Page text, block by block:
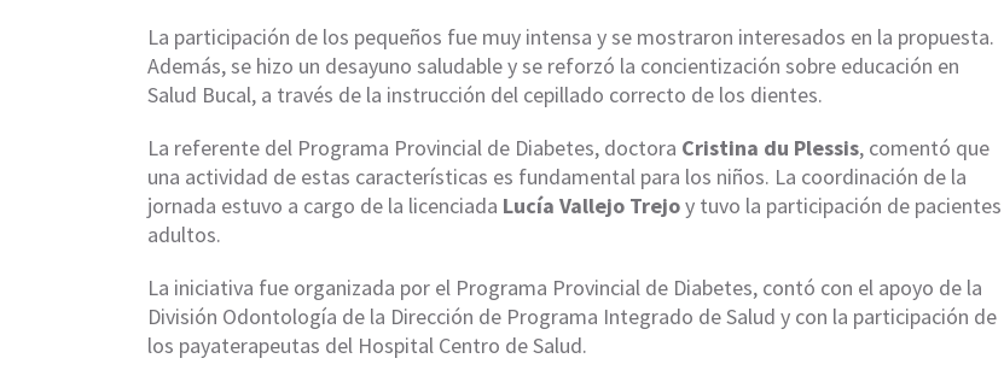
La participación de los pequeños fue muy intensa y se mostraron interesados en la propuesta.
Además, se hizo un desayuno saludable y se reforzó la concientización sobre educación en
Salud Bucal, a través de la instrucción del cepillado correcto de los dientes.
La referente del Programa Provincial de Diabetes, doctora Cristina du Plessis, comentó que
una actividad de estas características es fundamental para los niños. La coordinación de la
jornada estuvo a cargo de la licenciada Lucía Vallejo Trejoy tuvo la participación de pacientes
adultos.
La iniciativa fue organizada por el Programa Provincial de Diabetes, contó con el apoyo de la
División Odontología de la Dirección de Programa Integrado de Salud y con la participación de
los payaterapeutas del Hospital Centro de Salud.